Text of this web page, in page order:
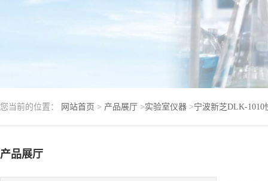
您当前的位置： 网站首页 > 产品展厅 >实验室仪器 >宁波新芝DLK-1010
产品展厅